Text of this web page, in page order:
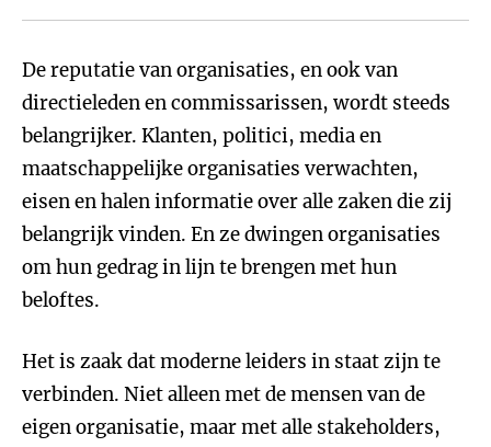
De reputatie van organisaties, en ook van
directieleden en commissarissen, wordt steeds
belangrijker. Klanten, politici, media en
maatschappelijke organisaties verwachten,
eisen en halen informatie over alle zaken die zij
belangrijk vinden. En ze dwingen organisaties
om hun gedrag in lijn te brengen met hun
beloftes.
Het is zaak dat moderne leiders in staat zijn te
verbinden. Niet alleen met de mensen van de
eigen organisatie, maar met alle stakeholders,